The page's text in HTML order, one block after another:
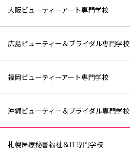
大阪ビューティーアート専門学校
広島ビューティー＆ブライダル専門学校
福岡ビューティーアート専門学校
沖縄ビューティー＆ブライダル専門学校
札幌医療秘書福祉＆IT専門学校